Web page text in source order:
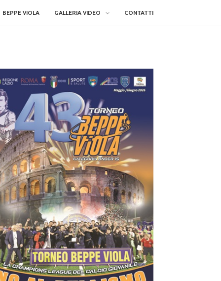
BEPPE VIOLA GALLERIA VIDEO CONTATTI